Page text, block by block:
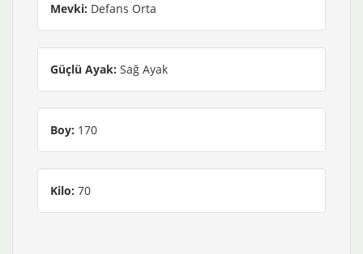
Mevki: Defans Orta
Güçlü Ayak: Sağ Ayak
Boy: 170
Kilo: 70